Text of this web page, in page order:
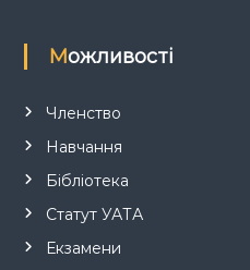
Можливості
Членство
Навчання
Бібліотека
Статут УАТА
Екзамени